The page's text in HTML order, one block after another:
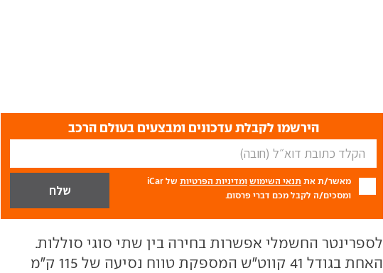
הירשמו לקבלת עדכונים ומבצעים בעולם הרכב
מאשר/ת את תנאי השימוש ומדיניות הפרטיות
של iCar
ומסכים/ה לקבל מכם דברי פרסום.
לספרינטר החשמלי אפשרות בחירה בין שתי סוגי סוללות.
האחת בגודל 41 קווט"ש המספקת טווח נסיעה של 115 ק"מ